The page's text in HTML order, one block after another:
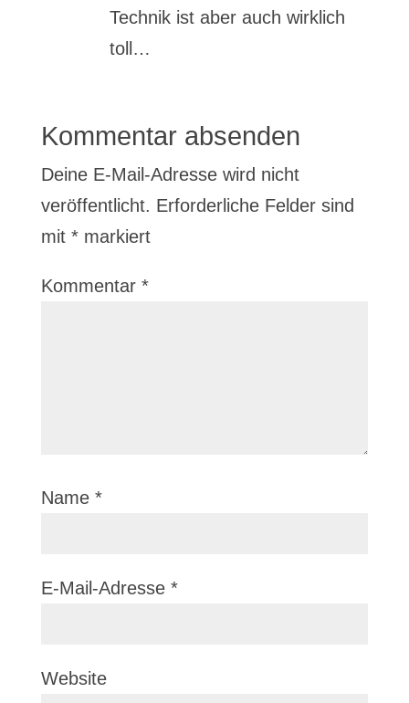
Technik ist aber auch wirklich
toll…
Kommentar absenden
Deine E-Mail-Adresse wird nicht
veröffentlicht. Erforderliche Felder sind
mit *markiert
Kommentar *
Name *
E-Mail-Adresse *
Website